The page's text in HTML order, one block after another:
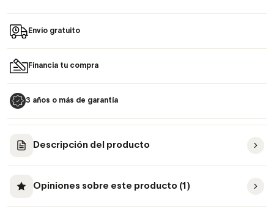
Envío gratuito
Financia tu compra
3 años o más de garantía
Descripción del producto
Opiniones sobre este producto (1)